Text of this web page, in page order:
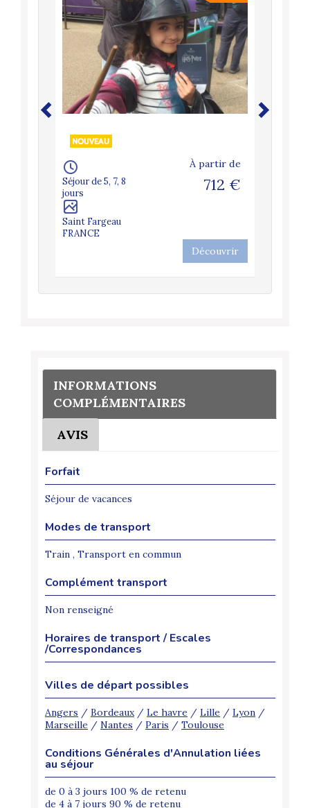
Séjour de 5, 7, 8
jours
Saint Fargeau
FRANCE
À partir de
712 €
Découvrir
INFORMATIONS
COMPLÉMENTAIRES
AVIS
Forfait
Séjour de vacances
Modes de transport
Train , Transport en commun
Complément transport
Non renseigné
Horaires de transport / Escales
/Correspondances
Villes de départ possibles
Angers / Bordeaux/ Le havre / Lille / Lyon /
Marseille / Nantes / Paris / Toulouse
Conditions Générales d'Annulation liées
au séjour
de 0 à 3 jours 100 % de retenu
de 4 à 7 jours 90 % de retenu